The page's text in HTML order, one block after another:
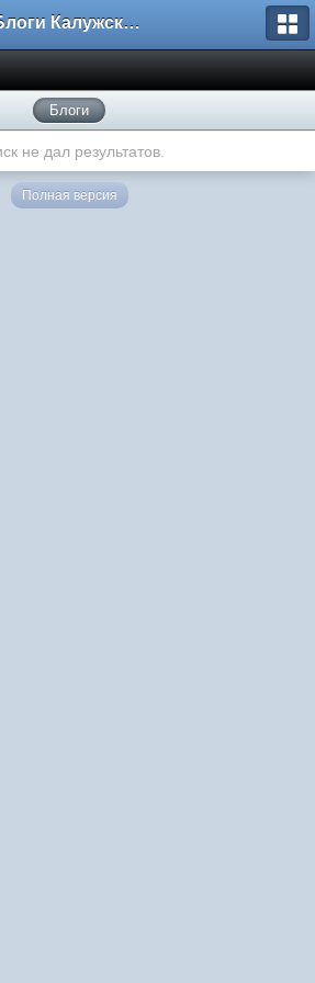
Блоги Калужского перекрестка
Блоги
не дал результатов.
Полная версия